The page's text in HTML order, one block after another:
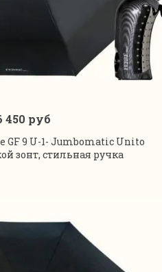
В корзину
450 руб
GF 9 U-1- Jumbomatic Unito
зонт, стильная ручка